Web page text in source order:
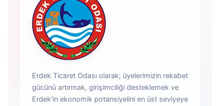
Erdek Ticaret Odası olarak; üyelerimizin rekabet
gücünü artırmak, girişimciliği desteklemek ve
Erdek'in ekonomik potansiyelini en üst seviyeye